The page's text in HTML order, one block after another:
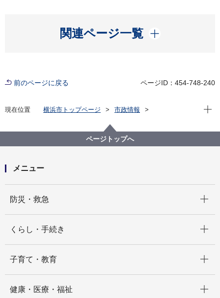
関連ページ一覧
開く
前のページに戻る ページID：454-748-240
現在位置 横浜市トップページ
市政情報
横浜駅きた西口で交通広場（タクシー乗場）の供用を
開始します！
現在
ページトップへ
メニュー
防災・救急
くらし・手続き
子育て・教育
健康・医療・福祉